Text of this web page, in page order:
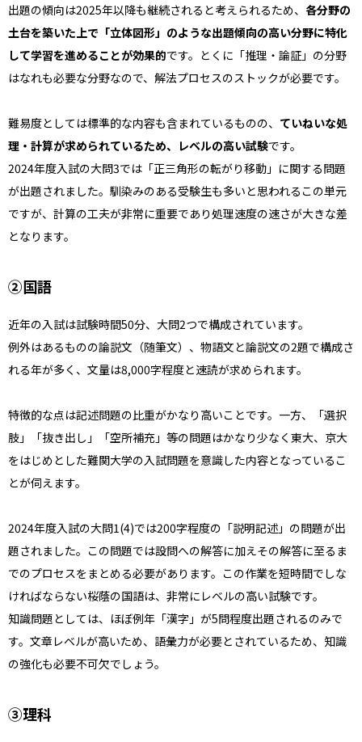
出題の傾向は2025年以降も継続されると考えられるため、 各分野の
土台を築いた上で「立体図形」のような出題傾向の高い分野に特化
して学習を進めることが効果的です。とくに「推理・論証」の分野
はなれも必要な分野なので、解法プロセスのストックが必要です。
難易度としては標準的な内容も含まれているものの、 ていねいな処
理・計算が求められているため、レベルの高い試験です。
2024年度入試の大問3では「正三角形の転がり移動」に関する問題
が出題されました。馴染みのある受験生も多いと思われるこの単元
ですが、計算の工夫が非常に重要であり処理速度の速さが大きな差
となります。
②国語
近年の入試は試験時間50分、大問2つで構成されています。
例外はあるものの論説文（随筆文）、物語文と論説文の2題で構成さ
れる年が多く、文量は8,000字程度と速読が求められます。
特徴的な点は記述問題の比重がかなり高いことです。一方、「選択
肢」「抜き出し」「空所補充」等の問題はかなり少なく東大、京大
をはじめとした難関大学の入試問題を意識した内容となっているこ
とが伺えます。
2024年度入試の大問1(4)では200字程度の「説明記述」の問題が出
題されました。この問題では設問への解答に加えその解答に至るま
でのプロセスをまとめる必要があります。この作業を短時間でしな
ければならない桜蔭の国語は、非常にレベルの高い試験です。
知識問題としては、ほぼ例年「漢字」が5問程度出題されるのみで
す。文章レベルが高いため、語彙力が必要とされているため、知識
の強化も必要不可欠でしょう。
③理科